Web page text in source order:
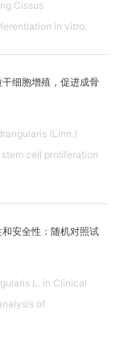
Cissus
in vitro.
细胞增殖，促进成骨
(Linn.)
cell proliferation
安全性：随机对照试
L. in Clinical
of